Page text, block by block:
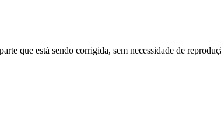
que está sendo corrigida, sem necessidade de